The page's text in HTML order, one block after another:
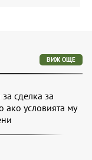
ВИЖ ОЩЕ
сделка за
ако условията му